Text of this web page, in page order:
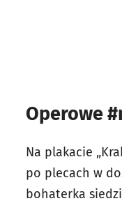
Operowe
Na plakacie
po plecach w
bohaterka